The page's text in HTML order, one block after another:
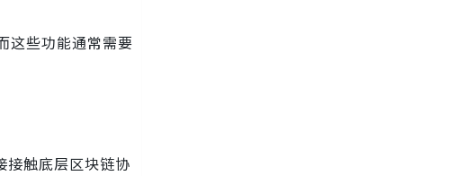
这些功能通常需要
接触底层区块链协